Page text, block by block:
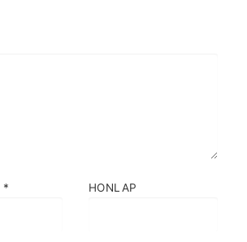
* HONLAP